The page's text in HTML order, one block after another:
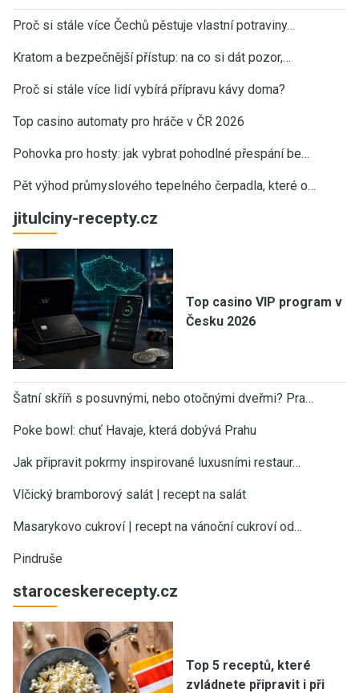
Proč si stále více Čechů pěstuje vlastní potraviny…
Kratom a bezpečnější přístup: na co si dát pozor,…
Proč si stále více lidí vybírá přípravu kávy doma?
Top casino automaty pro hráče v ČR 2026
Pohovka pro hosty: jak vybrat pohodlné přespání be…
Pět výhod průmyslového tepelného čerpadla, které o…
jitulciny-recepty.cz
Top casino VIP program v
Česku 2026
Šatní skříň s posuvnými, nebo otočnými dveřmi? Pra…
Poke bowl: chuť Havaje, která dobývá Prahu
Jak připravit pokrmy inspirované luxusními restaur…
Vlčický bramborový salát | recept na salát
Masarykovo cukroví | recept na vánoční cukroví od…
Pindruše
staroceskerecepty.cz
Top 5 receptů, které
zvládnete připravit i při